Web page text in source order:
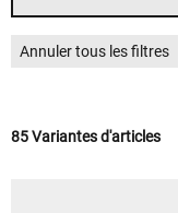
Annuler tous les filtres
85 Variantes d'articles